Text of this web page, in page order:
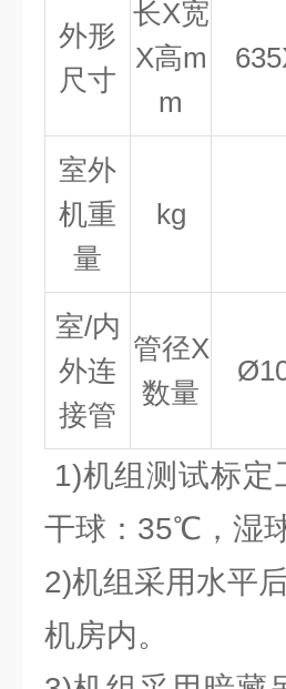
外形
尺寸
长X宽
X高m
m
室外
机重
量
kg
室/内
外连
接管
管径X
数量
Ø
1)机组测试标
干球：35℃，湿
2)机组采用水平
机房内。